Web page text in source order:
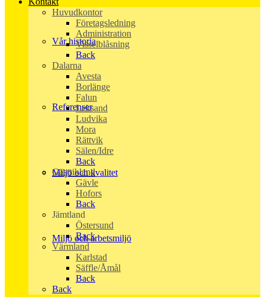
Vår historia
Referenser
Miljö och kvalitet
Miljö och arbetsmiljö
Huvudkontor
Företagsledning
Administration
Visselblåsning
Back
Dalarna
Avesta
Borlänge
Falun
Leksand
Ludvika
Mora
Rättvik
Sälen/Idre
Back
Gästrikland
Gävle
Hofors
Back
Jämtland
Östersund
Back
Värmland
Karlstad
Säffle/Åmål
Back
Back